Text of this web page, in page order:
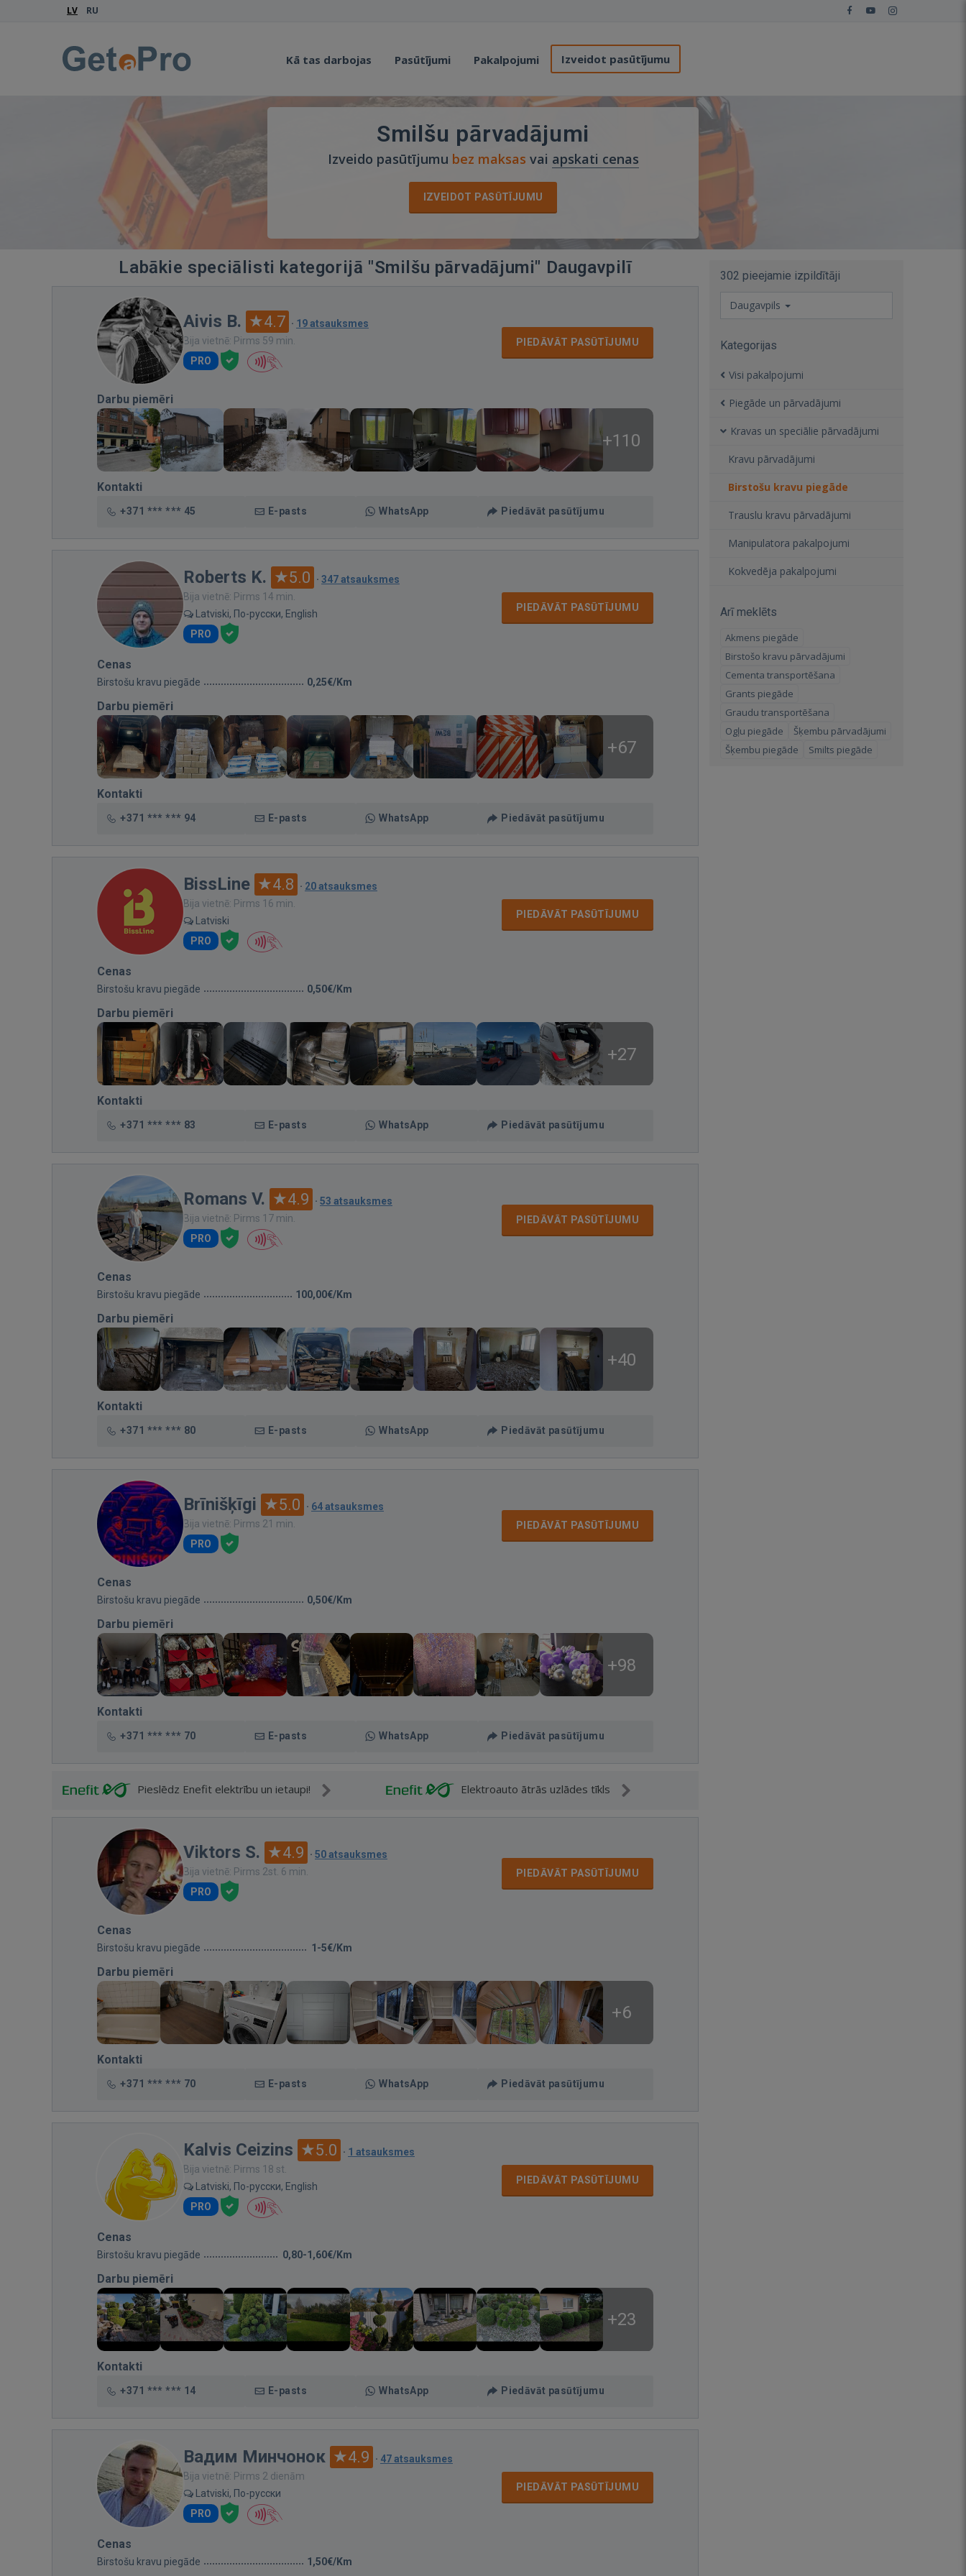
LV RU
Kā tas darbojas Pasūtījumi Pakalpojumi Izveidot pasūtījumu
Smilšu pārvadājumi
Izveido pasūtījumu bez maksas vai apskati cenas
IZVEIDOT PASŪTĪJUMU
Labākie speciālisti kategorijā "Smilšu pārvadājumi" Daugavpilī
Aivis B. 4.7 · 19 atsauksmes
Bija vietnē: Pirms 59 min.
PRO
PIEDĀVĀT PASŪTĪJUMU
Darbu piemēri
+110
Kontakti
+371 *** *** 45 E-pasts WhatsApp Piedāvāt pasūtījumu
Roberts K. 5.0 · 347 atsauksmes
Bija vietnē: Pirms 14 min.
Latviski, По-русски, English
PRO
PIEDĀVĀT PASŪTĪJUMU
Cenas
Birstošu kravu piegāde 0,25€/Km
Darbu piemēri
+67
Kontakti
+371 *** *** 94 E-pasts WhatsApp Piedāvāt pasūtījumu
BissLine 4.8 · 20 atsauksmes
Bija vietnē: Pirms 16 min.
Latviski
PRO
PIEDĀVĀT PASŪTĪJUMU
Cenas
Birstošu kravu piegāde 0,50€/Km
Darbu piemēri
+27
Kontakti
+371 *** *** 83 E-pasts WhatsApp Piedāvāt pasūtījumu
Romans V. 4.9 · 53 atsauksmes
Bija vietnē: Pirms 17 min.
PRO
PIEDĀVĀT PASŪTĪJUMU
Cenas
Birstošu kravu piegāde 100,00€/Km
Darbu piemēri
+40
Kontakti
+371 *** *** 80 E-pasts WhatsApp Piedāvāt pasūtījumu
Brīnišķīgi 5.0 · 64 atsauksmes
Bija vietnē: Pirms 21 min.
PRO
PIEDĀVĀT PASŪTĪJUMU
Cenas
Birstošu kravu piegāde 0,50€/Km
Darbu piemēri
+98
Kontakti
+371 *** *** 70 E-pasts WhatsApp Piedāvāt pasūtījumu
Pieslēdz Enefit elektrību un ietaupi! Elektroauto ātrās uzlādes tīkls
Viktors S. 4.9 · 50 atsauksmes
Bija vietnē: Pirms 2st. 6 min.
PRO
PIEDĀVĀT PASŪTĪJUMU
Cenas
Birstošu kravu piegāde 1-5€/Km
Darbu piemēri
+6
Kontakti
+371 *** *** 70 E-pasts WhatsApp Piedāvāt pasūtījumu
Kalvis Ceizins 5.0 · 1 atsauksmes
Bija vietnē: Pirms 18 st.
Latviski, По-русски, English
PRO
PIEDĀVĀT PASŪTĪJUMU
Cenas
Birstošu kravu piegāde 0,80-1,60€/Km
Darbu piemēri
+23
Kontakti
+371 *** *** 14 E-pasts WhatsApp Piedāvāt pasūtījumu
Вадим Минчонок 4.9 · 47 atsauksmes
Bija vietnē: Pirms 2 dienām
Latviski, По-русски
PRO
PIEDĀVĀT PASŪTĪJUMU
Cenas
Birstošu kravu piegāde 1,50€/Km
302 pieejamie izpildītāji
Daugavpils
Kategorijas
Visi pakalpojumi
Piegāde un pārvadājumi
Kravas un speciālie pārvadājumi
Kravu pārvadājumi
Birstošu kravu piegāde
Trauslu kravu pārvadājumi
Manipulatora pakalpojumi
Kokvedēja pakalpojumi
Arī meklēts
Akmens piegāde
Birstošo kravu pārvadājumi
Cementa transportēšana
Grants piegāde
Graudu transportēšana
Ogļu piegāde
Šķembu pārvadājumi
Šķembu piegāde
Smilts piegāde